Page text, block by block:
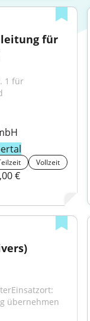
für
1 für
Vollzeit
€
übernehmen